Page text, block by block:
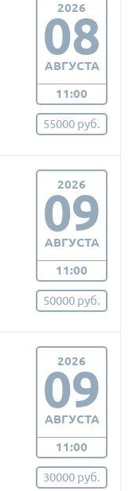
2026
08
АВГУСТА
11:00
55000 руб.
2026
09
АВГУСТА
11:00
50000 руб.
2026
09
АВГУСТА
11:00
30000 руб.